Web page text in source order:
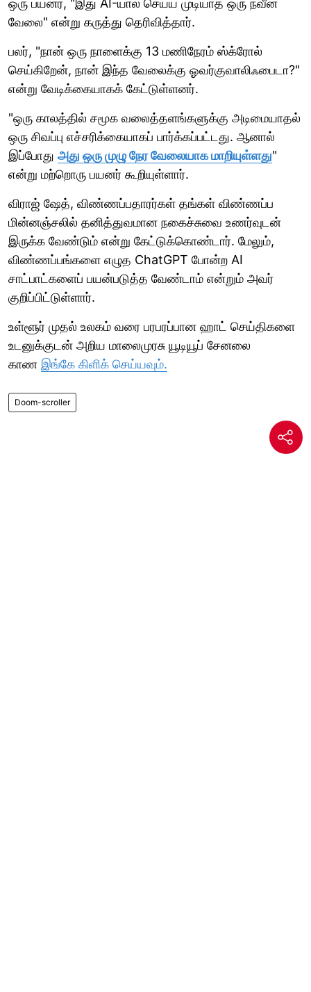
வேலை" என்று கருத்து தெரிவித்தார்.
பலர், "நான் ஒரு நாளைக்கு 13 மணிநேரம் ஸ்க்ரோல்
செய்கிறேன், நான் இந்த வேலைக்கு ஓவர்குவாலிஃபைடா?"
என்று வேடிக்கையாகக் கேட்டுள்ளனர்.
"ஒரு காலத்தில் சமூக வலைத்தளங்களுக்கு அடிமையாதல்
ஒரு சிவப்பு எச்சரிக்கையாகப் பார்க்கப்பட்டது. ஆனால்
இப்போது அது ஒரு முழு நேர வேலையாக மாறியுள்ளது"
என்று மற்றொரு பயனர் கூறியுள்ளார்.
விராஜ் ஷேத், விண்ணப்பதாரர்கள் தங்கள் விண்ணப்ப
மின்னஞ்சலில் தனித்துவமான நகைச்சுவை உணர்வுடன்
இருக்க வேண்டும் என்று கேட்டுக்கொண்டார். மேலும்,
விண்ணப்பங்களை எழுத ChatGPT போன்ற AI
சாட்பாட்களைப் பயன்படுத்த வேண்டாம் என்றும் அவர்
குறிப்பிட்டுள்ளார்.
உள்ளூர் முதல் உலகம் வரை பரபரப்பான ஹாட் செய்திகளை
உடனுக்குடன் அறிய மாலைமுரசு யூடியூப் சேனலை
காண இங்கே கிளிக் செய்யவும்.
Doom-scroller